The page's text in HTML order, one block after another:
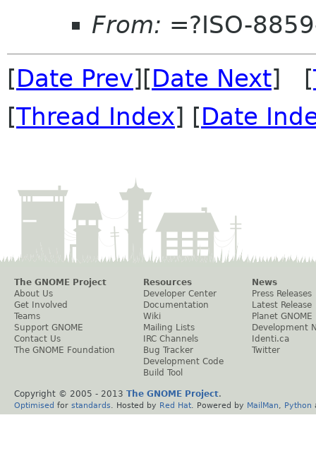
From: =?ISO-
[Date Prev][Date Next] [
[Thread Index] [Date
The GNOME Project
About Us
Get Involved
Teams
Support GNOME
Contact Us
The GNOME Foundation
Resources
Developer Center
Documentation
Wiki
Mailing Lists
IRC Channels
Bug Tracker
Development Code
Build Tool
News
Press Releases
Latest Release
Planet GNOME
Development
Identi.ca
Twitter
Copyright © 2005 - 2013 The GNOME Project.
Optimised for standards . Hosted by Red Hat . Powered by MailMan Python